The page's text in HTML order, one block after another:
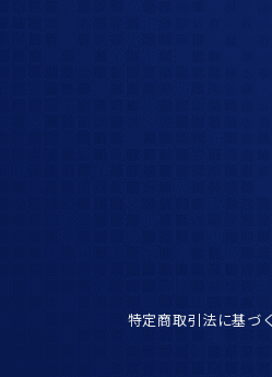
特定商取引法に基づ